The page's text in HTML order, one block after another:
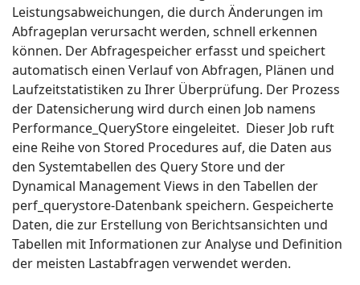
Leistungsabweichungen, die durch Änderungen im
Abfrageplan verursacht werden, schnell erkennen
können. Der Abfragespeicher erfasst und speichert
automatisch einen Verlauf von Abfragen, Plänen und
Laufzeitstatistiken zu Ihrer Überprüfung. Der Prozess
der Datensicherung wird durch einen Job namens
Performance_QueryStore eingeleitet. Dieser Job ruft
eine Reihe von Stored Procedures auf, die Daten aus
den Systemtabellen des Query Store und der
Dynamical Management Views in den Tabellen der
perf_querystore-Datenbank speichern. Gespeicherte
Daten, die zur Erstellung von Berichtsansichten und
Tabellen mit Informationen zur Analyse und Definition
der meisten Lastabfragen verwendet werden.